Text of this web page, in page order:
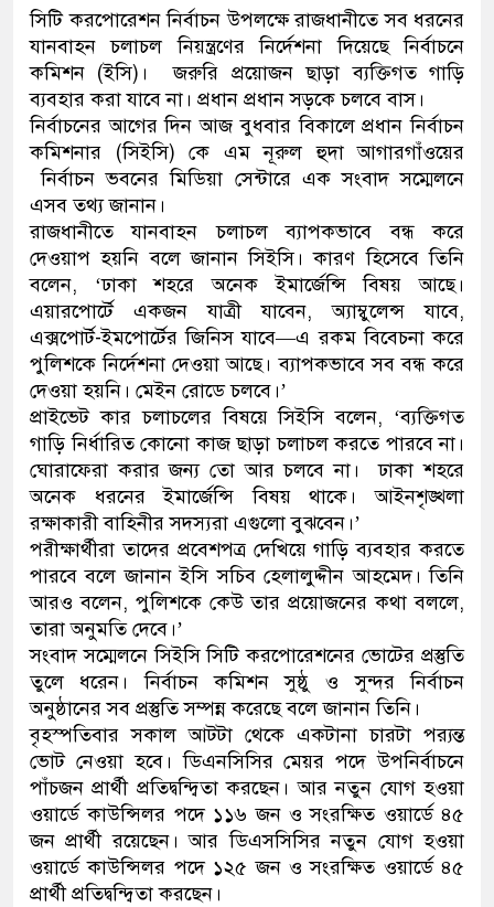
ও গণতন্ত্রের মূর্তমান প্রতীক বেগম খালেদা জিয়া : তথ্যমন্ত্রী
ভাবে ডেভিড ইমনের কাছে মিলল ভারতীয় আধার কার্ড, নাম
খান’
বিদেশি পিস্তল, ম্যাগাজিন ও গুলিসহ আইনের সঙ্গে সংঘাতে
গ্যাংয়ের চার শিশু আটক
প্রস্তুতিকালে দুইজনকে গ্রেফতার করেছে মিরপুর মডেল
সিটি করপোরেশন নির্বাচন উপলক্ষে রাজধানীতে সব ধরনের
যানবাহন চলাচল নিয়ন্ত্রণের নির্দেশনা দিয়েছে নির্বাচনে
কমিশন (ইসি)। জরুরি প্রয়োজন ছাড়া ব্যক্তিগত গাড়ি
ব্যবহার করা যাবে না। প্রধান প্রধান সড়কে চলবে বাস।
নির্বাচনের আগের দিন আজ বুধবার বিকালে প্রধান নির্বাচন
কমিশনার (সিইসি) কে এম নূরুল হুদা আগারগাঁওয়ের
নির্বাচন ভবনের মিডিয়া সেন্টারে এক সংবাদ সম্মেলনে
এসব তথ্য জানান।
রাজধানীতে যানবাহন চলাচল ব্যাপকভাবে বন্ধ করে
দেওয়াপ হয়নি বলে জানান সিইসি। কারণ হিসেবে তিনি
বলেন, ‘ঢাকা শহরে অনেক ইমার্জেন্সি বিষয় আছে।
এয়ারপোর্টে একজন যাত্রী যাবেন, অ্যাম্বুলেন্স যাবে,
এক্সপোর্ট-ইমপোর্টের জিনিস যাবে—এ রকম বিবেচনা করে
পুলিশকে নির্দেশনা দেওয়া আছে। ব্যাপকভাবে সব বন্ধ করে
দেওয়া হয়নি। মেইন রোডে চলবে।’
প্রাইভেট কার চলাচলের বিষয়ে সিইসি বলেন, ‘ব্যক্তিগত
গাড়ি নির্ধারিত কোনো কাজ ছাড়া চলাচল করতে পারবে না।
ঘোরাফেরা করার জন্য তো আর চলবে না। ঢাকা শহরে
অনেক ধরনের ইমার্জেন্সি বিষয় থাকে। আইনশৃঙ্খলা
রক্ষাকারী বাহিনীর সদস্যরা এগুলো বুঝবেন।’
পরীক্ষার্থীরা তাদের প্রবেশপত্র দেখিয়ে গাড়ি ব্যবহার করতে
পারবে বলে জানান ইসি সচিব হেলালুদ্দীন আহমেদ। তিনি
আরও বলেন, পুলিশকে কেউ তার প্রয়োজনের কথা বললে,
তারা অনুমতি দেবে।’
সংবাদ সম্মেলনে সিইসি সিটি করপোরেশনের ভোটের প্রস্তুতি
তুলে ধরেন। নির্বাচন কমিশন সুষ্ঠু ও সুন্দর নির্বাচন
অনুষ্ঠানের সব প্রস্তুতি সম্পন্ন করেছে বলে জানান তিনি।
বৃহস্পতিবার সকাল আটটা থেকে একটানা চারটা পর‌্যন্ত
ভোট নেওয়া হবে। ডিএনসিসির মেয়র পদে উপনির্বাচনে
পাঁচজন প্রার্থী প্রতিদ্বন্দ্বিতা করছেন। আর নতুন যোগ হওয়া
ওয়ার্ডে কাউন্সিলর পদে ১১৬ জন ও সংরক্ষিত ওয়ার্ডে ৪৫
জন প্রার্থী রয়েছেন। আর ডিএসসিসির নতুন যোগ হওয়া
ওয়ার্ডে কাউন্সিলর পদে ১২৫ জন ও সংরক্ষিত ওয়ার্ডে ৪৫
প্রার্থী প্রতিদ্বন্দ্বিতা করছেন।